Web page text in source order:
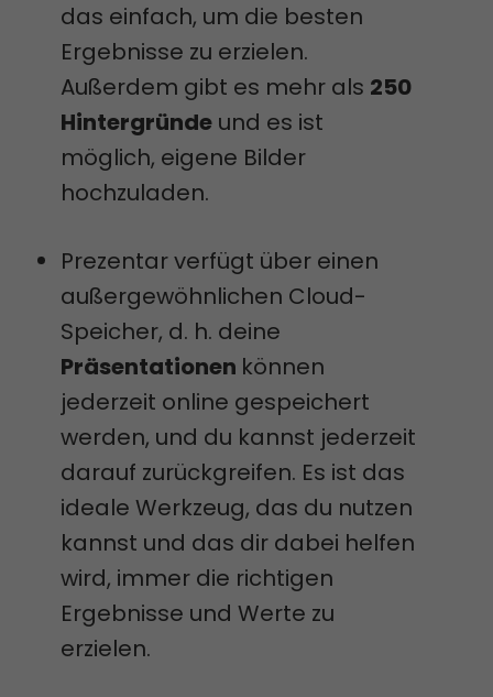
das einfach, um die besten
Ergebnisse zu erzielen.
Außerdem gibt es mehr als 250
Hintergründe und es ist
möglich, eigene Bilder
hochzuladen.
Prezentar verfügt über einen
außergewöhnlichen Cloud-
Speicher, d. h. deine
Präsentationen können
jederzeit online gespeichert
werden, und du kannst jederzeit
darauf zurückgreifen. Es ist das
ideale Werkzeug, das du nutzen
kannst und das dir dabei helfen
wird, immer die richtigen
Ergebnisse und Werte zu
erzielen.